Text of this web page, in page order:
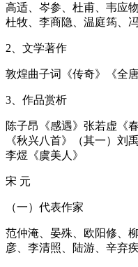
高适、岑参、杜甫、韦应
杜牧、李商隐、温庭筠、
2、文学著作
敦煌曲子词《传奇》《全唐
3、作品赏析
陈子昂《感遇》张若虚《
《秋兴八首》（其一）刘
李煜《虞美人》
宋 元
（一）代表作家
范仲淹、晏殊、欧阳修、
彦、李清照、陆游、辛弃